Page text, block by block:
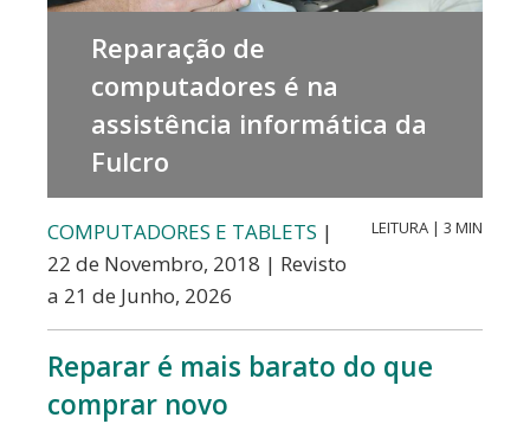
design,
hardware,
sociais,
commerce,
Adwords
mais
Reparação de
computadores é na
assistência informática da
Fulcro
COMPUTADORES E TABLETS |
22 de Novembro, 2018 | Revisto
a 21 de Junho, 2026
LEITURA | 3 MIN
Reparar é mais barato do que
comprar novo